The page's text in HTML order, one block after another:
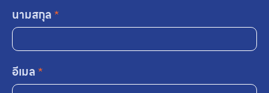
นามสกุล *
อีเมล *